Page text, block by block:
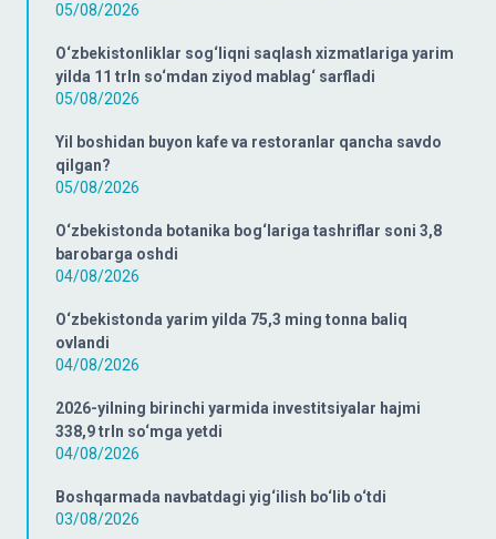
05/08/2026
O‘zbekistonliklar sog‘liqni saqlash xizmatlariga yarim
yilda 11 trln so‘mdan ziyod mablag‘ sarfladi
05/08/2026
Yil boshidan buyon kafe va restoranlar qancha savdo
qilgan?
05/08/2026
O‘zbekistonda botanika bog‘lariga tashriflar soni 3,8
barobarga oshdi
04/08/2026
O‘zbekistonda yarim yilda 75,3 ming tonna baliq
ovlandi
04/08/2026
2026-yilning birinchi yarmida investitsiyalar hajmi
338,9 trln so‘mga yetdi
04/08/2026
Boshqarmada navbatdagi yig‘ilish bo‘lib o‘tdi
03/08/2026